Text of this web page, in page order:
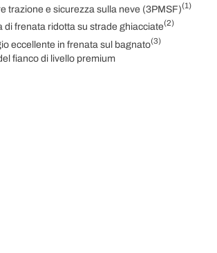
trazione e sicurezza sulla neve (3PMSF)(1)
di frenata ridotta su strade ghiacciate(2)
eccellente in frenata sul bagnato(3)
fianco di livello premium